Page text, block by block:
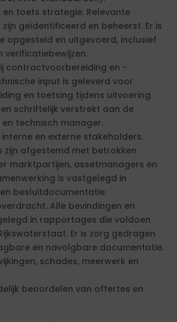
en toets strategie. Relevante
zijn geïdentificeerd en beheerst. Er is
opgesteld en uitgevoerd, inclusief
verificatiebewijzen.
contractvoorbereiding en -
input is geleverd voor
en toetsing tijdens uitvoering.
en schriftelijk verstrekt aan de
technisch manager.
en externe stakeholders.
zijn afgestemd met betrokken
marktpartijen, assetmanagers en
is vastgelegd in
besluitdocumentatie.
Alle bevindingen en
in rapportages die voldoen
Er is zorg gedragen
en navolgbare documentatie.
schades, meerwerk en
beoordelen van offertes en